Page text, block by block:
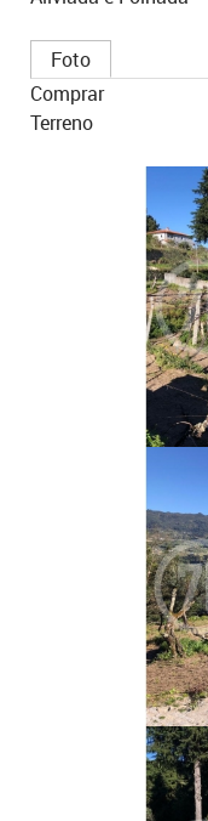
Foto
Comprar
Terreno